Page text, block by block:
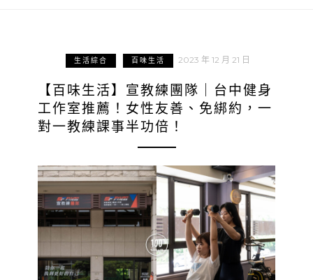
生活綜合 百味生活 2023 年 12 月 21 日
【百味生活】宣教練團隊｜台中健身
工作室推薦！女性友善、免綁約，一
對一教練課事半功倍！